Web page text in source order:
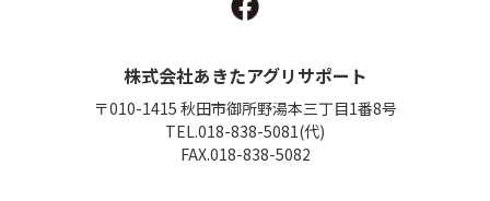
株式会社あきたアグリサポート
〒010-1415 秋田市御所野湯本三丁目1番8号
TEL.018-838-5081(代)
FAX.018-838-5082